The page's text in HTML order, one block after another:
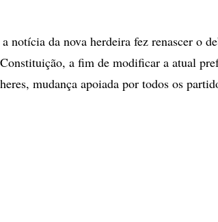
notícia da nova herdeira fez renascer o
a fim de modificar a atual
mudança apoiada por todos os